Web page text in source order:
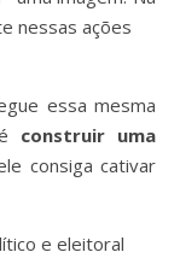
nessas ações
essa mesma
construir uma
consiga cativar
e eleitoral